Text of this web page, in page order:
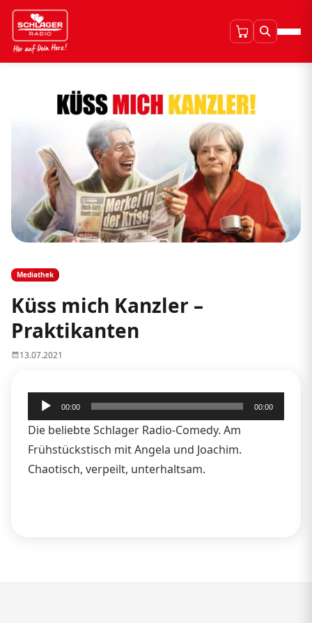
Mediathek
Küss mich Kanzler –
Praktikanten
13.07.2021
Audio-
Player
00:00 00:00
Die beliebte Schlager Radio-Comedy. Am
Frühstückstisch mit Angela und Joachim.
Chaotisch, verpeilt, unterhaltsam.